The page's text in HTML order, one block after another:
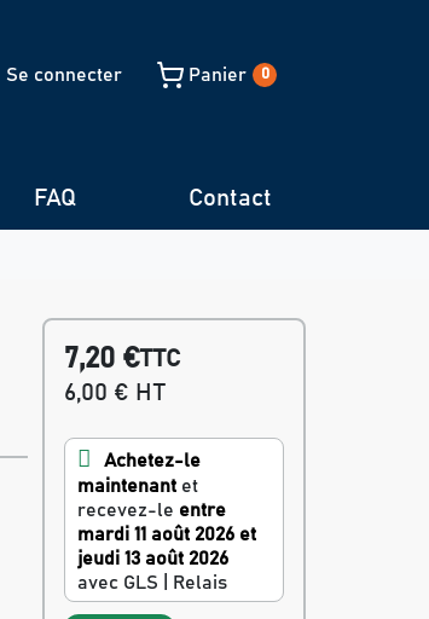
Se connecter Panier 0
FAQ Contact
7,20 €TTC
6,00 € HT
Achetez-le
maintenantet
recevez-le entre
mardi 11 août 2026 et
jeudi 13 août 2026
avec GLS | Relais